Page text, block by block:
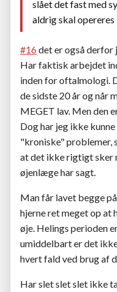
slået det fast med
aldrig skal opereres
#16 det er også derfor
Har faktisk arbejdet
inden for oftalmologi.
de sidste 20 år og når
MEGET lav. Men den
Dog har jeg ikke
"kroniske" problemer,
at det ikke rigtigt sker
øjenlæge har sagt.
Man får lavet begge
hjerne ret meget op at
øje. Helings perioden
umiddelbart er det
hvert fald ved brug af
Har slet slet slet ikke